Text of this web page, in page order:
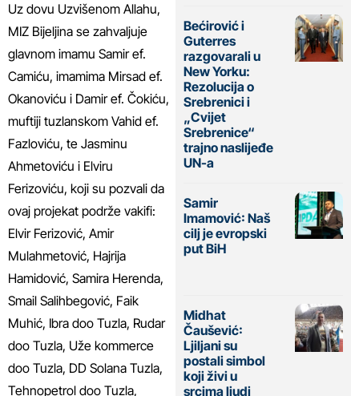
Uz dovu Uzvišenom Allahu,
MIZ Bijeljina se zahvaljuje
glavnom imamu Samir ef.
Camiću, imamima Mirsad ef.
Okanoviću i Damir ef. Čokiću,
muftiji tuzlanskom Vahid ef.
Fazloviću, te Jasminu
Ahmetoviću i Elviru
Ferizoviću, koji su pozvali da
ovaj projekat podrže vakifi:
Elvir Ferizović, Amir
Mulahmetović, Hajrija
Hamidović, Samira Herenda,
Smail Salihbegović, Faik
Muhić, Ibra doo Tuzla, Rudar
doo Tuzla, Uže kommerce
doo Tuzla, DD Solana Tuzla,
Tehnopetrol doo Tuzla,
Bećirović i
Guterres
razgovarali u
New Yorku:
Rezolucija o
Srebrenici i
„Cvijet
Srebrenice“
trajno naslijeđe
UN-a
Samir
Imamović: Naš
cilj je evropski
put BiH
Midhat
Čaušević:
Ljiljani su
postali simbol
koji živi u
srcima ljudi